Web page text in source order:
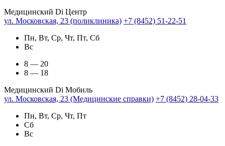
Медицинский Di Центр
ул. Московская, 23 (поликлиника) +7 (8452) 51-22-51
Пн, Вт, Ср, Чт, Пт, Сб
Вс
8 — 20
8 — 18
Медицинский Di Мобиль
ул. Московская, 23 (Медицинские справки) +7 (8452) 28-04-33
Пн, Вт, Ср, Чт, Пт
Сб
Вс